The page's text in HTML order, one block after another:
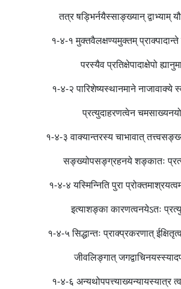
तत्र षड्भिर्नयैस्साङ्ख्यान् द्वाभ्याम्
१-४-१ मुक्तवैलक्षण्यमुक्तम्
परस्यैव प्रतिक्षेपादाक्षेपो
१-४-२ पारिशेष्यस्थानमाने नाजावाक्ये
प्रत्युदाहरणत्वेन
१-४-३ वाक्यान्तरस्य चाभावात्
सङ्ख्योपसङ्ग्रहनये शङ्कातः
१-४-४ यस्मिन्निति पुरा
इत्याशङ्का कारणत्वनयेऽतः
१-४-५ सिद्धान्तः प्राक्प्रकरणात्
जीवलिङ्गात्
१-४-६ अन्यथोपपत्त्याख्यन्यायस्यात्र